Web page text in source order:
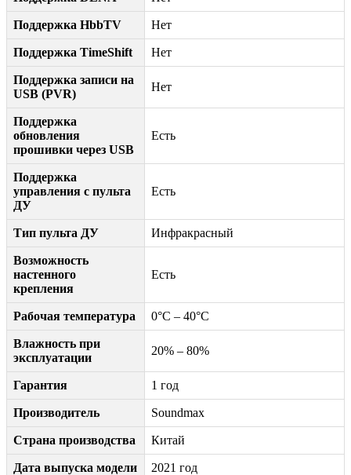
Поддержка HbbTV Нет
Поддержка TimeShift Нет
Поддержка записи на
USB (PVR)
Нет
Поддержка
обновления
прошивки через USB
Есть
Поддержка
управления с пульта
ДУ
Есть
Тип пульта ДУ Инфракрасный
Возможность
настенного
крепления
Есть
Рабочая температура 0°C – 40°C
Влажность при
эксплуатации
20% – 80%
Гарантия 1 год
Производитель Soundmax
Страна производства Китай
Дата выпуска модели 2021 год